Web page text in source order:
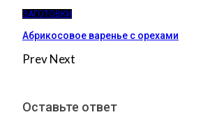
ЗАГОТОВКИ
Абрикосовое варенье с орехами
PrevNext
Оставьте ответ